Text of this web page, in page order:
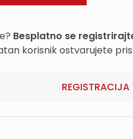
Besplatno se
korisnik ostvarujete
REGISTRACIJA